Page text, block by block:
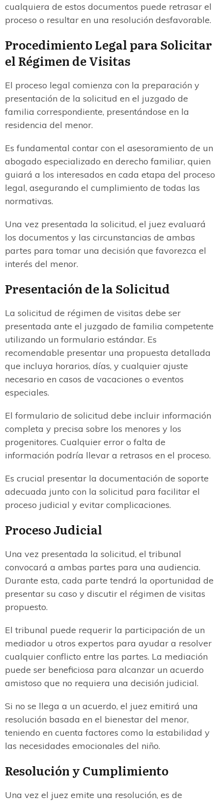
cualquiera de estos documentos puede retrasar el
proceso o resultar en una resolución desfavorable.
Procedimiento Legal para Solicitar
el Régimen de Visitas
El proceso legal comienza con la preparación y
presentación de la solicitud en el juzgado de
familia correspondiente, presentándose en la
residencia del menor.
Es fundamental contar con el asesoramiento de un
abogado especializado en derecho familiar, quien
guiará a los interesados en cada etapa del proceso
legal, asegurando el cumplimiento de todas las
normativas.
Una vez presentada la solicitud, el juez evaluará
los documentos y las circunstancias de ambas
partes para tomar una decisión que favorezca el
interés del menor.
Presentación de la Solicitud
La solicitud de régimen de visitas debe ser
presentada ante el juzgado de familia competente
utilizando un formulario estándar. Es
recomendable presentar una propuesta detallada
que incluya horarios, días, y cualquier ajuste
necesario en casos de vacaciones o eventos
especiales.
El formulario de solicitud debe incluir información
completa y precisa sobre los menores y los
progenitores. Cualquier error o falta de
información podría llevar a retrasos en el proceso.
Es crucial presentar la documentación de soporte
adecuada junto con la solicitud para facilitar el
proceso judicial y evitar complicaciones.
Proceso Judicial
Una vez presentada la solicitud, el tribunal
convocará a ambas partes para una audiencia.
Durante esta, cada parte tendrá la oportunidad de
presentar su caso y discutir el régimen de visitas
propuesto.
El tribunal puede requerir la participación de un
mediador u otros expertos para ayudar a resolver
cualquier conflicto entre las partes. La mediación
puede ser beneficiosa para alcanzar un acuerdo
amistoso que no requiera una decisión judicial.
Si no se llega a un acuerdo, el juez emitirá una
resolución basada en el bienestar del menor,
teniendo en cuenta factores como la estabilidad y
las necesidades emocionales del niño.
Resolución y Cumplimiento
Una vez el juez emite una resolución, es de